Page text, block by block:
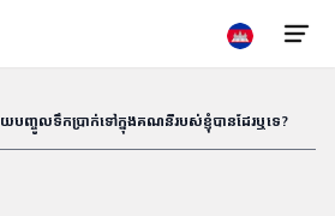
បញ្ចូលទឹកប្រាក់ទៅក្នុងគណនីរបស់ខ្ញុំបានដែរឬទេ?